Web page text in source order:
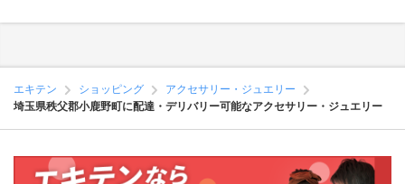
エキテン ショッピング
アクセサリー・ジュエリー
埼玉県秩父郡小鹿野町に配達・デリバリー可能なアクセサリー・ジュエリー